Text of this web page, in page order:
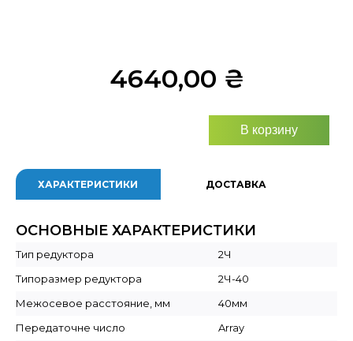
4640,00 ₴
В корзину
ХАРАКТЕРИСТИКИ ДОСТАВКА
ОСНОВНЫЕ ХАРАКТЕРИСТИКИ
Тип редуктора
2Ч
Типоразмер редуктора
2Ч-40
Межосевое расстояние, мм
40мм
Передаточне число
Array